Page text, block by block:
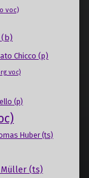
voc)
Chicco (p)
voc)
(p)
Huber (ts)
Müller (ts)